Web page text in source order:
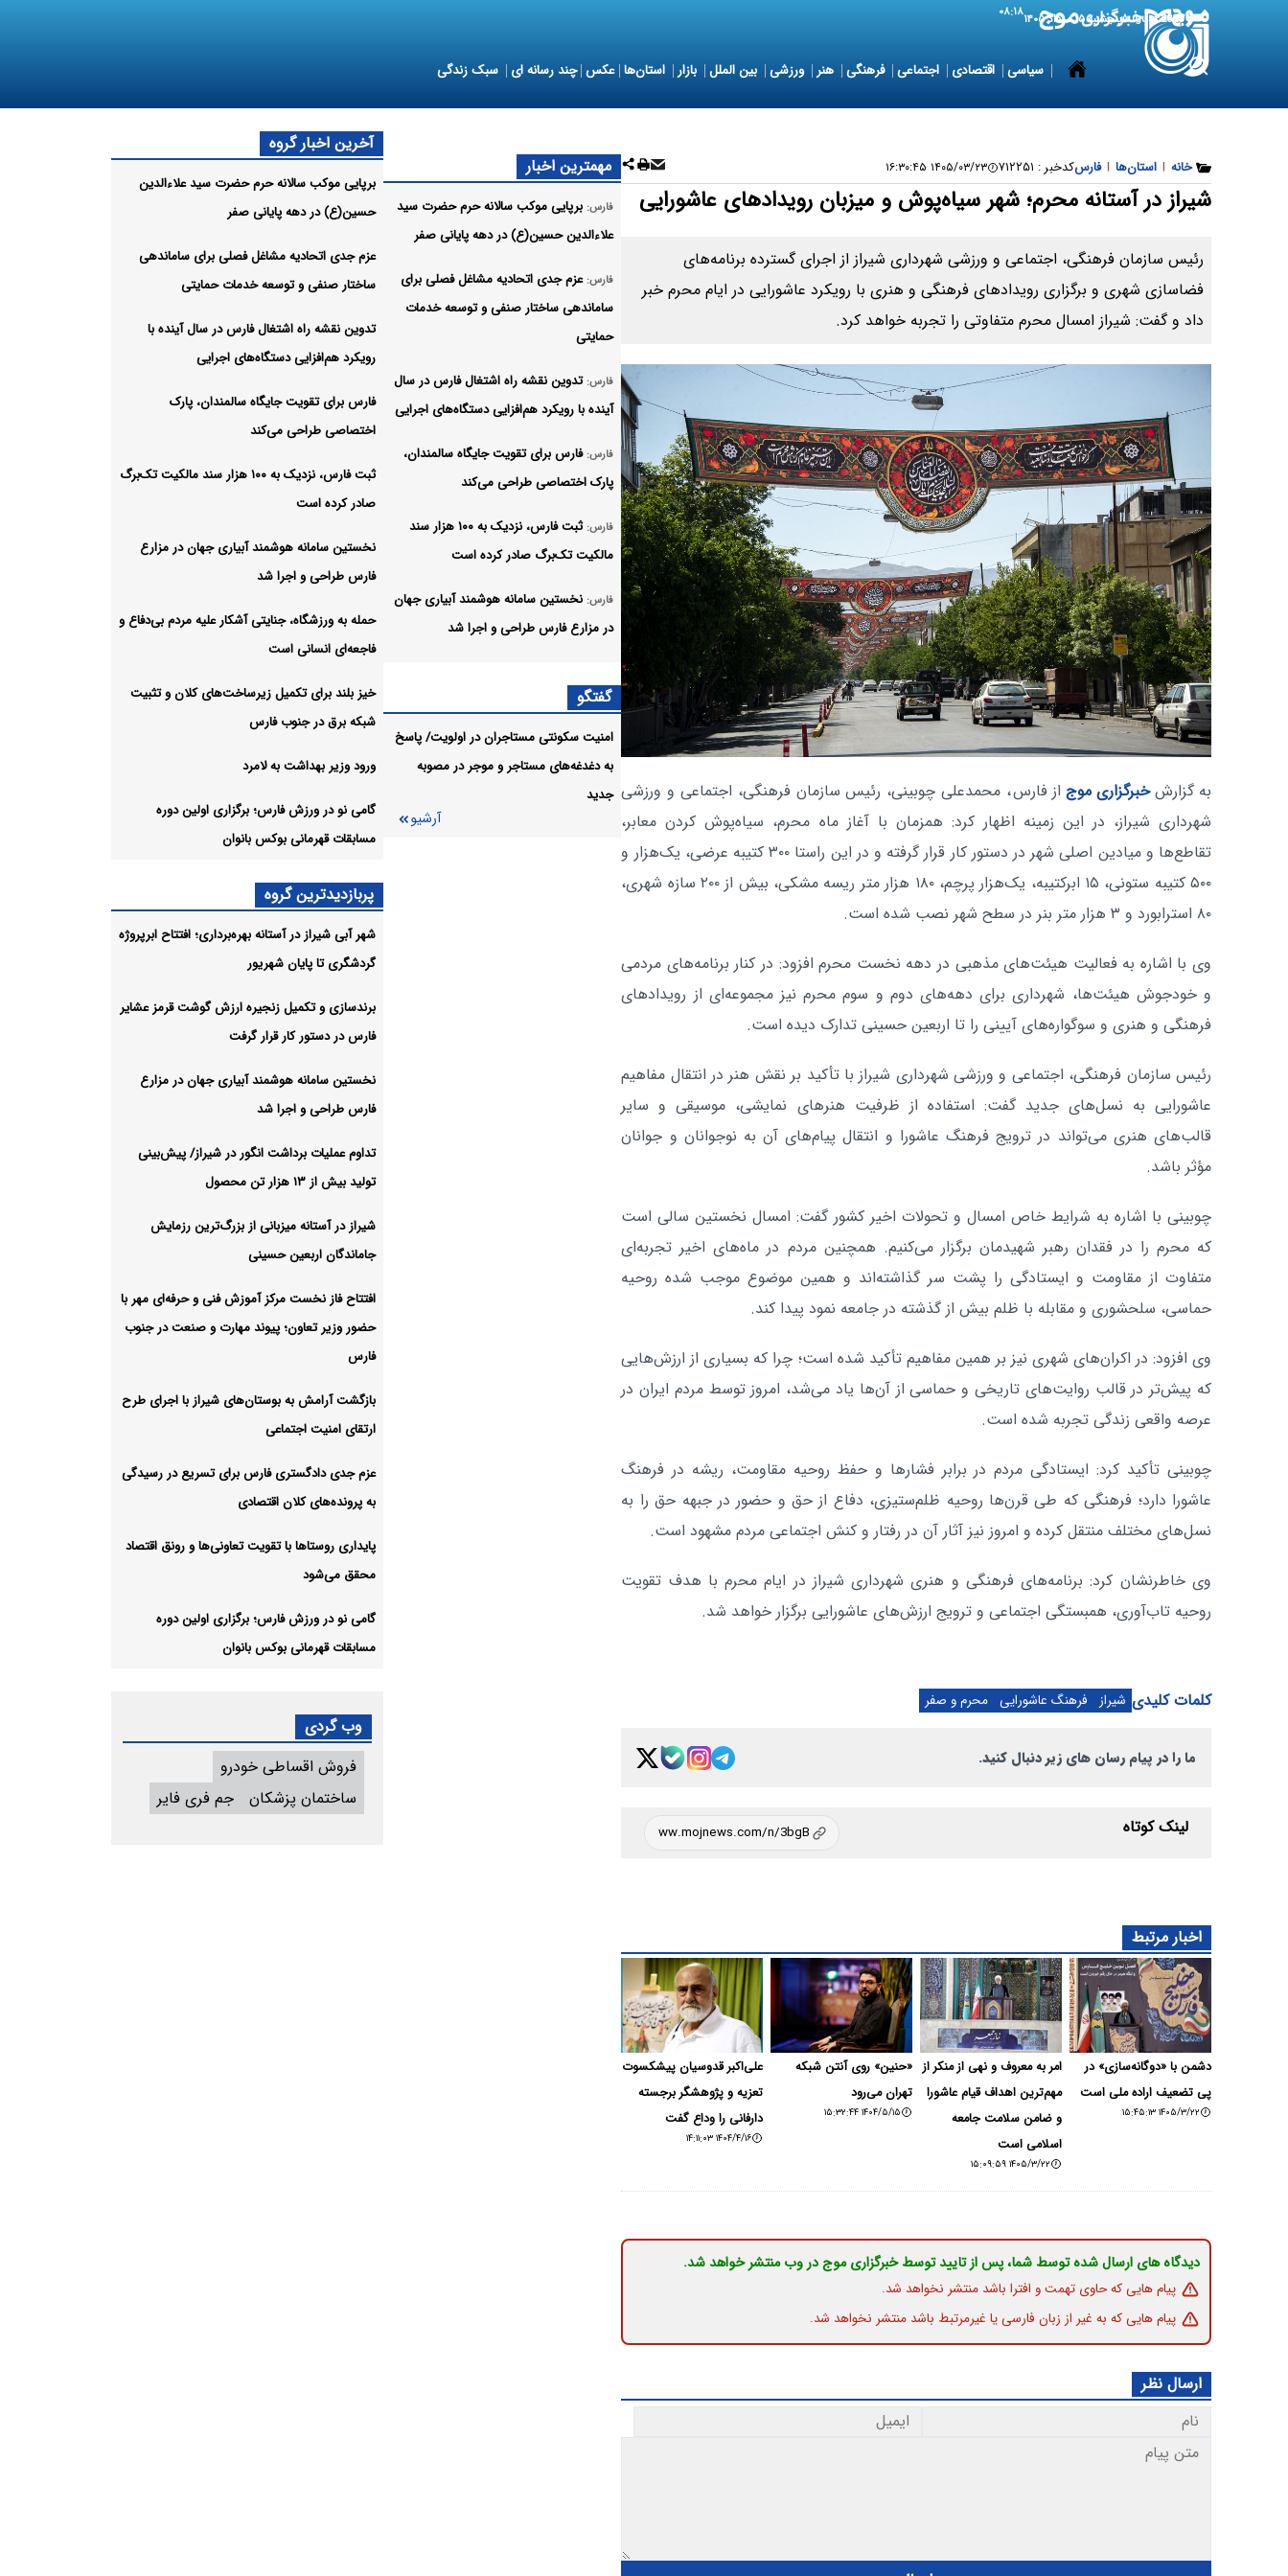
6 August 2026 پنجشنبه ۱۵ مرداد ۱۴۰۵ ۰۸:۱۸
سیاسی اقتصادی اجتماعی فرهنگی هنر ورزشی بین الملل بازار استان‌ها عکس چند رسانه ای سبک زندگی
خانه | استان‌ها | فارسکدخبر : ۷۱۲۲۵۱ ۱۴۰۵/۰۳/۲۳ ۱۶:۳۰:۴۵
شیراز در آستانه محرم؛ شهر سیاه‌پوش و میزبان رویدادهای عاشورایی
رئیس سازمان فرهنگی، اجتماعی و ورزشی شهرداری شیراز از اجرای گسترده برنامه‌های
فضاسازی شهری و برگزاری رویدادهای فرهنگی و هنری با رویکرد عاشورایی در ایام محرم خبر
داد و گفت: شیراز امسال محرم متفاوتی را تجربه خواهد کرد.
به گزارشخبرگزاری موج از فارس، محمدعلی چوبینی، رئیس سازمان فرهنگی، اجتماعی و ورزشی
شهرداری شیراز، در این زمینه اظهار کرد: همزمان با آغاز ماه محرم، سیاه‌پوش کردن معابر،
تقاطع‌ها و میادین اصلی شهر در دستور کار قرار گرفته و در این راستا ۳۰۰ کتیبه عرضی، یک‌هزار و
۵۰۰ کتیبه ستونی، ۱۵ ابرکتیبه، یک‌هزار پرچم، ۱۸۰ هزار متر ریسه مشکی، بیش از ۲۰۰ سازه شهری،
۸۰ استرابورد و ۳ هزار متر بنر در سطح شهر نصب شده است.
وی با اشاره به فعالیت هیئت‌های مذهبی در دهه نخست محرم افزود: در کنار برنامه‌های مردمی
و خودجوش هیئت‌ها، شهرداری برای دهه‌های دوم و سوم محرم نیز مجموعه‌ای از رویدادهای
فرهنگی و هنری و سوگواره‌های آیینی را تا اربعین حسینی تدارک دیده است.
رئیس سازمان فرهنگی، اجتماعی و ورزشی شهرداری شیراز با تأکید بر نقش هنر در انتقال مفاهیم
عاشورایی به نسل‌های جدید گفت: استفاده از ظرفیت هنرهای نمایشی، موسیقی و سایر
قالب‌های هنری می‌تواند در ترویج فرهنگ عاشورا و انتقال پیام‌های آن به نوجوانان و جوانان
مؤثر باشد.
چوبینی با اشاره به شرایط خاص امسال و تحولات اخیر کشور گفت: امسال نخستین سالی است
که محرم را در فقدان رهبر شهیدمان برگزار می‌کنیم. همچنین مردم در ماه‌های اخیر تجربه‌ای
متفاوت از مقاومت و ایستادگی را پشت سر گذاشته‌اند و همین موضوع موجب شده روحیه
حماسی، سلحشوری و مقابله با ظلم بیش از گذشته در جامعه نمود پیدا کند.
وی افزود: در اکران‌های شهری نیز بر همین مفاهیم تأکید شده است؛ چرا که بسیاری از ارزش‌هایی
که پیش‌تر در قالب روایت‌های تاریخی و حماسی از آن‌ها یاد می‌شد، امروز توسط مردم ایران در
عرصه واقعی زندگی تجربه شده است.
چوبینی تأکید کرد: ایستادگی مردم در برابر فشارها و حفظ روحیه مقاومت، ریشه در فرهنگ
عاشورا دارد؛ فرهنگی که طی قرن‌ها روحیه ظلم‌ستیزی، دفاع از حق و حضور در جبهه حق را به
نسل‌های مختلف منتقل کرده و امروز نیز آثار آن در رفتار و کنش اجتماعی مردم مشهود است.
وی خاطرنشان کرد: برنامه‌های فرهنگی و هنری شهرداری شیراز در ایام محرم با هدف تقویت
روحیه تاب‌آوری، همبستگی اجتماعی و ترویج ارزش‌های عاشورایی برگزار خواهد شد.
کلمات کلیدی شیراز فرهنگ عاشورایی محرم و صفر
ما را در پیام رسان های زیر دنبال کنید.
لینک کوتاه
اخبار مرتبط
دشمن با «دوگانه‌سازی» در
پی تضعیف اراده ملی است
۱۴۰۵/۳/۲۲ ۱۵:۴۵:۱۳
امر به معروف و نهی از منکر از
مهم‌ترین اهداف قیام عاشورا
و ضامن سلامت جامعه
اسلامی است
۱۴۰۵/۳/۲۲ ۱۵:۰۹:۵۹
«حنین» روی آنتن شبکه
تهران می‌رود
۱۴۰۴/۵/۱۵ ۱۵:۳۲:۴۴
علی‌اکبر قدوسیان پیشکسوت
تعزیه و پژوهشگر برجسته
دارفانی را وداع گفت
۱۴۰۴/۴/۱۶ ۱۴:۱۱:۰۳
دیدگاه های ارسال شده توسط شما، پس از تایید توسط خبرگزاری موج در وب منتشر خواهد شد.
پیام هایی که حاوی تهمت و افترا باشد منتشر نخواهد شد.
پیام هایی که به غیر از زبان فارسی یا غیرمرتبط باشد منتشر نخواهد شد.
ارسال نظر
مهمترین اخبار
فارس: برپایی موکب سالانه حرم حضرت سید
علاءالدین حسین(ع) در دهه پایانی صفر
فارس: عزم جدی اتحادیه مشاغل فصلی برای
ساماندهی ساختار صنفی و توسعه خدمات
حمایتی
فارس: تدوین نقشه راه اشتغال فارس در سال
آینده با رویکرد هم‌افزایی دستگاه‌های اجرایی
فارس: فارس برای تقویت جایگاه سالمندان،
پارک اختصاصی طراحی می‌کند
فارس:
ثبت فارس، نزدیک به ۱۰۰ هزار سند
مالکیت تک‌برگ صادر کرده است
فارس: نخستین سامانه هوشمند آبیاری جهان
در مزارع فارس طراحی و اجرا شد
مردم بی‌دفاع و فاجعه‌ای انسانی است
فارس: خیز بلند برای تکمیل زیرساخت‌های
کلان و تثبیت شبکه برق در جنوب فارس
ورود وزیر بهداشت به لامرد
گفتگو
امنیت سکونتی مستاجران در اولویت/ پاسخ
به دغدغه‌های مستاجر و‌ موجر در مصوبه
جدید
آرشیو
آخرین اخبار گروه
برپایی موکب سالانه حرم حضرت سید علاءالدین
حسین(ع) در دهه پایانی صفر
عزم جدی اتحادیه مشاغل فصلی برای ساماندهی
ساختار صنفی و توسعه خدمات حمایتی
تدوین نقشه راه اشتغال فارس در سال آینده با
رویکرد هم‌افزایی دستگاه‌های اجرایی
فارس برای تقویت جایگاه سالمندان، پارک
اختصاصی طراحی می‌کند
ثبت فارس، نزدیک به ۱۰۰ هزار سند مالکیت تک‌برگ
صادر کرده است
نخستین سامانه هوشمند آبیاری جهان در مزارع
فارس طراحی و اجرا شد
حمله به ورزشگاه، جنایتی آشکار علیه مردم بی‌دفاع و
فاجعه‌ای انسانی است
خیز بلند برای تکمیل زیرساخت‌های کلان و تثبیت
شبکه برق در جنوب فارس
ورود وزیر بهداشت به لامرد
گامی نو در ورزش فارس؛ برگزاری اولین دوره
مسابقات قهرمانی بوکس بانوان
پربازدیدترین گروه
شهر آبی شیراز در آستانه بهره‌برداری؛ افتتاح ابرپروژه
گردشگری تا پایان شهریور
برندسازی و تکمیل زنجیره ارزش گوشت قرمز عشایر
فارس در دستور کار قرار گرفت
نخستین سامانه هوشمند آبیاری جهان در مزارع
فارس طراحی و اجرا شد
تداوم عملیات برداشت انگور در شیراز/ پیش‌بینی
تولید بیش از ۱۳ هزار تن محصول
شیراز در آستانه میزبانی از بزرگ‌ترین رزمایش
جاماندگان اربعین حسینی
افتتاح فاز نخست مرکز آموزش فنی و حرفه‌ای مهر با
حضور وزیر تعاون؛ پیوند مهارت و صنعت در جنوب
فارس
بازگشت آرامش به بوستان‌های شیراز با اجرای طرح
ارتقای امنیت اجتماعی
عزم جدی دادگستری فارس برای تسریع در رسیدگی
به پرونده‌های کلان اقتصادی
پایداری روستاها با تقویت تعاونی‌ها و رونق اقتصاد
محقق می‌شود
گامی نو در ورزش فارس؛ برگزاری اولین دوره
مسابقات قهرمانی بوکس بانوان
وب گردی
فروش اقساطی خودرو
ساختمان پزشکان
جم فری فایر